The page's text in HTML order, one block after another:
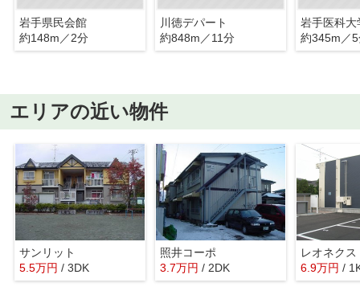
岩手県民会館
約148m／2分
川徳デパート
約848m／11分
岩手医科大
約345m／
エリアの近い物件
サンリット
5.5万円 / 3DK
照井コーポ
3.7万円 / 2DK 6.9万円 /